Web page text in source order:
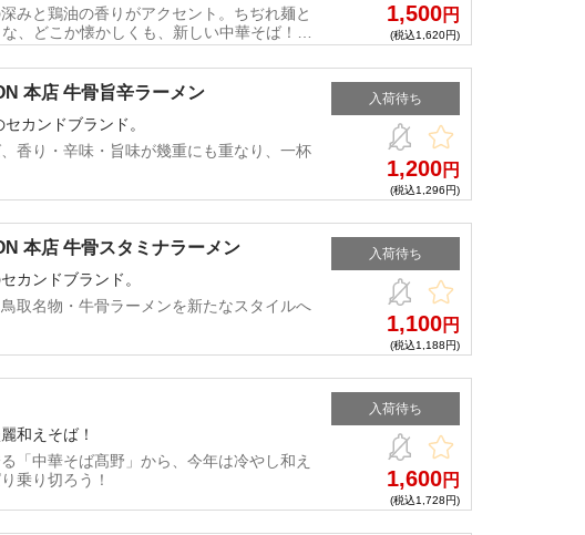
みと鶏油の香りがアクセント。ちぢれ麺と
、どこか懐かしくも、新しい中華そば！※
ご案内させていただきました日程にて配送
載の配送伝票番号を元に、ヤマト運輸へお
での配送日をご変更いただけます。※予約
めて発送されるため、予約販売商品発送時
1,500円
(税込1,620円)
入荷待ち
本店 牛骨旨辛ラーメン
カンドブランド。
香り・辛味・旨味が幾重にも重なり、一杯
1,200円
(税込1,296円)
入荷待ち
本店 牛骨スタミナラーメン
カンドブランド。
取名物・牛骨ラーメンを新たなスタイルへ
1,100円
(税込1,188円)
入荷待ち
和えそば！
「中華そば髙野」から、今年は冷やし和え
乗り切ろう！
1,600円
(税込1,728円)